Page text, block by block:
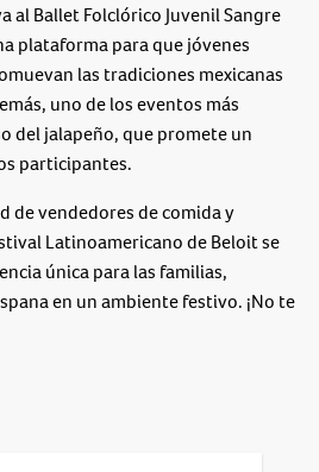
al Ballet Folclórico Juvenil Sangre
plataforma para que jóvenes
las tradiciones mexicanas
uno de los eventos más
del jalapeño, que promete un
participantes.
de vendedores de comida y
Latinoamericano de Beloit se
única para las familias,
en un ambiente festivo. ¡No te